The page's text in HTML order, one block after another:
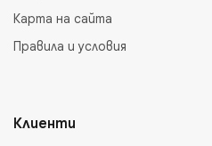
Карта на сайта
Правила и условия
Клиенти